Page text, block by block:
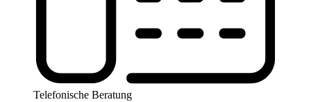
Telefonische Beratung